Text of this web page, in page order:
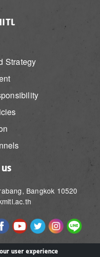
Strategy
Bangkok 10520
ImageImageImageImage
user experience